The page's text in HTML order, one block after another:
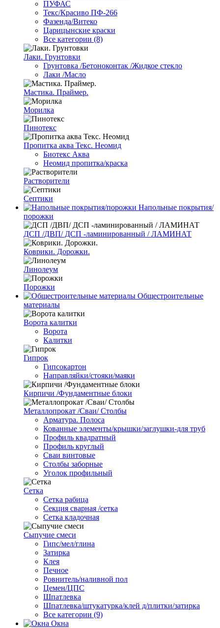
ПУФАС
Текс/Красиво ПФ-266
Фазенда/Витеко
Царицынские краски
Все категории (8)
Лаки. Грунтовки
Грунтовка /Бетоноконтак /Жидкое стекло
Лаки /Масло
Мастика. Праймер.
Морилка
Пинотекс
Пропитка аква Текс. Неомид
Биотекс Аква
Неомид пропитка/краска
Растворители
Септики
Напольные покрытия/
порожки
ДСП /ДВП/ ДСП -ламинированный / ЛАМИНАТ
Коврики. Дорожки.
Линолеум
Порожки
Общестроительные
материалы
Ворота калитки
Ворота
Калитки
Гипрок
Гипсокартон
Направляйки/стояки/маяки
Кирпичи /Фундаментные блоки
Металлопрокат /Сваи/ Столбы
Арматура. Полоса
Кованные элементы/крышки/заглушки-для труб
Профиль квадратный
Профиль круглый
Сваи винтовые
Столбы заборные
Уголок профильный
Сетка
Cетка рабица
Секция сварная /сетка
Сетка кладочная
Сыпучие смеси
Гипс/мел/глина
Затирка
Клея
Печное
Ровнитель/наливной пол
Цемен/ЦПС
Шпатлевка
Шпатлевка/штукатурка/клей д/плитки/затирка
Все категории (9)
Окна